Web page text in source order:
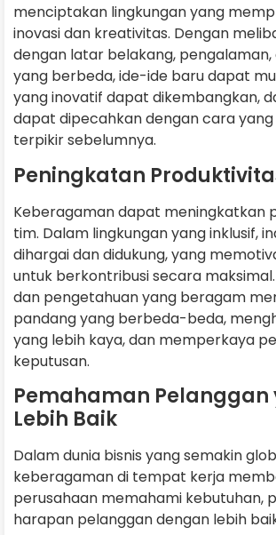
menciptakan lingkungan yang
inovasi dan kreativitas. Dengan
dengan latar belakang,
yang berbeda, ide-ide baru dapat
yang inovatif dapat dikembangkan,
dapat dipecahkan dengan cara
terpikir sebelumnya.
Peningkatan
Keberagaman dapat meningkatkan
tim. Dalam lingkungan yang inklusif,
dihargai dan didukung, yang
untuk berkontribusi secara
dan pengetahuan yang beragam
pandang yang berbeda-beda,
yang lebih kaya, dan memperkaya
keputusan.
Pemahaman Pelanggan
Lebih Baik
Dalam dunia bisnis yang semakin
keberagaman di tempat kerja
perusahaan memahami kebutuhan,
harapan pelanggan dengan lebih